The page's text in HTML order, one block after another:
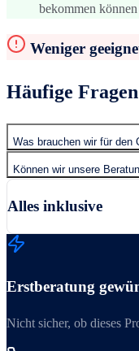
bekommen können
Weniger
Häufige Fragen
Was brauchen wir für den
Können wir unsere
Alles inklusive
Erstberatung
Nicht sicher, ob dieses